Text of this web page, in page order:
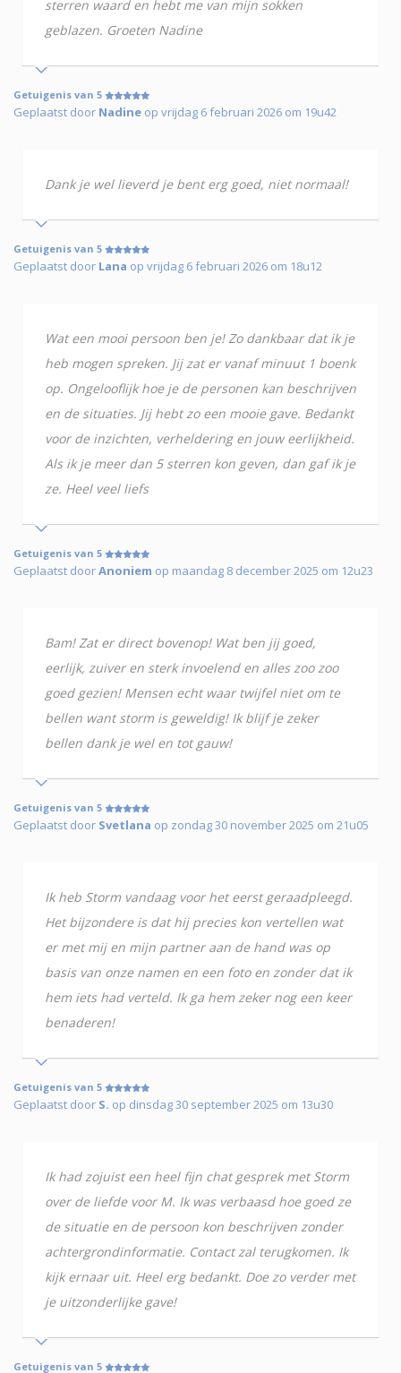
sterren waard en hebt me van mijn sokken
geblazen. Groeten Nadine
Getuigenis van 5
Geplaatst door Nadine op vrijdag 6 februari 2026 om 19u42
Dank je wel lieverd je bent erg goed, niet normaal!
Getuigenis van 5
Geplaatst door Lana op vrijdag 6 februari 2026 om 18u12
Wat een mooi persoon ben je! Zo dankbaar dat ik je
heb mogen spreken. Jij zat er vanaf minuut 1 boenk
op. Ongelooflijk hoe je de personen kan beschrijven
en de situaties. Jij hebt zo een mooie gave. Bedankt
voor de inzichten, verheldering en jouw eerlijkheid.
Als ik je meer dan 5 sterren kon geven, dan gaf ik je
ze. Heel veel liefs
Getuigenis van 5
Geplaatst doorAnoniem op maandag 8 december 2025 om 12u23
Bam! Zat er direct bovenop! Wat ben jij goed,
eerlijk, zuiver en sterk invoelend en alles zoo zoo
goed gezien! Mensen echt waar twijfel niet om te
bellen want storm is geweldig! Ik blijf je zeker
bellen dank je wel en tot gauw!
Getuigenis van 5
Geplaatst door Svetlana op zondag 30 november 2025 om 21u05
Ik heb Storm vandaag voor het eerst geraadpleegd.
Het bijzondere is dat hij precies kon vertellen wat
er met mij en mijn partner aan de hand was op
basis van onze namen en een foto en zonder dat ik
hem iets had verteld. Ik ga hem zeker nog een keer
benaderen!
Getuigenis van 5
Geplaatst door S. op dinsdag 30 september 2025 om 13u30
Ik had zojuist een heel fijn chat gesprek met Storm
over de liefde voor M. Ik was verbaasd hoe goed ze
de situatie en de persoon kon beschrijven zonder
achtergrondinformatie. Contact zal terugkomen. Ik
kijk ernaar uit. Heel erg bedankt. Doe zo verder met
je uitzonderlijke gave!
Getuigenis van 5